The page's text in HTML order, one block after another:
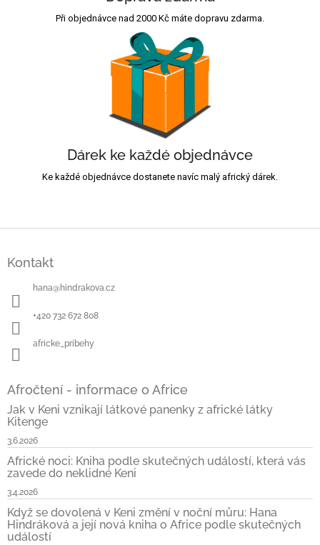
Při objednávce nad 2000 Kč máte dopravu zdarma.
Dárek ke každé objednávce
Ke každé objednávce dostanete navíc malý africký dárek.
Kontakt
hana@hindrakova.cz
+420 732 672 808
africke_pribehy
Afročtení - informace o Africe
Jak v Keni vznikají látkové panenky z africké látky
Kitenge
3.6.2026
Africké noci: Kniha podle skutečných událostí, která vás
zavede do neklidné Keni
3.4.2026
Když se dovolená v Keni změní v noční můru: Hana
Hindráková a její nová kniha o Africe podle skutečných
událostí